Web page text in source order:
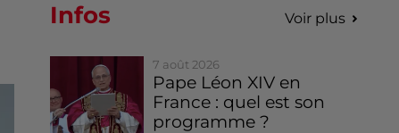
Infos Voir plus
7 août 2026
Pape Léon XIV en
France : quel est son
programme ?